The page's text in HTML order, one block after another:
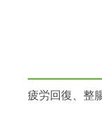
疲労回復、整